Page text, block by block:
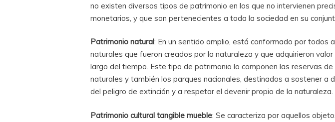
no existen diversos tipos de patrimonio en los que no intervienen
monetarios, y que son pertenecientes a toda la sociedad en su
Patrimonio natural: En un sentido amplio, está conformado por todos
naturales que fueron creados por la naturaleza y que adquirieron
largo del tiempo. Este tipo de patrimonio lo componen las reservas
naturales y también los parques nacionales, destinados a sostener a
del peligro de extinción y a respetar el devenir propio de la naturaleza.
Patrimonio cultural tangible mueble: Se caracteriza por aquellos